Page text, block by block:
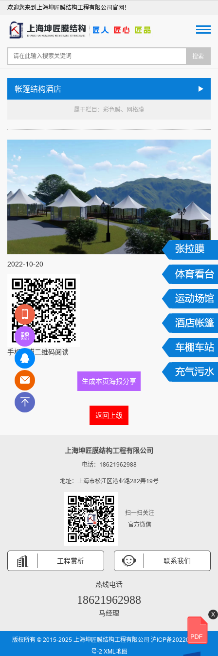
欢迎您来到上海坤匠膜结构工程有限公司官网！
搜索
帐篷结构酒店
属于栏目：彩色膜、网格膜
2022-10-20
手机扫描二维码阅读
生成本页海报分享
返回上级
上海坤匠膜结构工程有限公司
电话：18621962988
地址：上海市松江区港业路282弄19号
扫一扫关注
官方微信
工程赏析 联系我们
热线电话
18621962988
马经理
版权所有 © 2015-2025 上海坤匠膜结构工程有限公司 沪ICP备2022031850
号-2 XML地图
X